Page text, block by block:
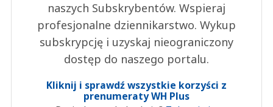
naszych Subskrybentów. Wspieraj
profesjonalne dziennikarstwo. Wykup
subskrypcję i uzyskaj nieograniczony
dostęp do naszego portalu.
Kliknij i sprawdź wszystkie korzyści z
prenumeraty WH Plus